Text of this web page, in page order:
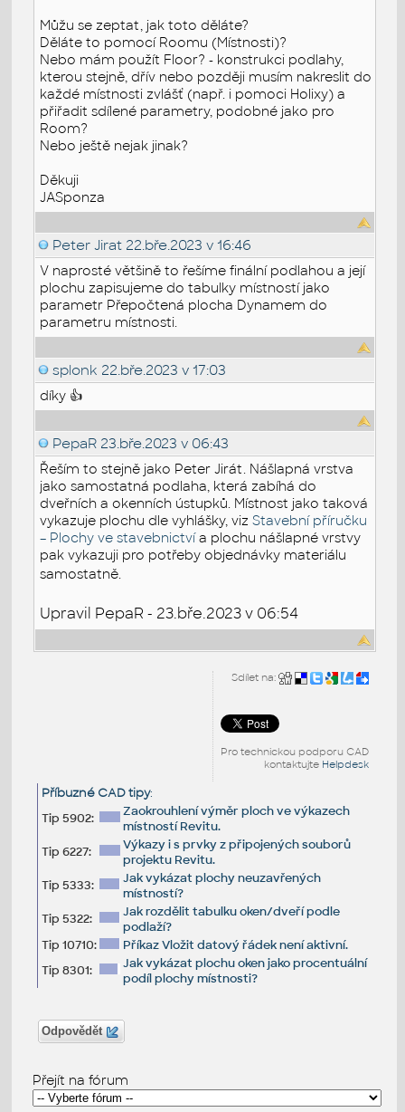
Můžu se zeptat, jak toto děláte?
Děláte to pomocí Roomu (Místnosti)?
Nebo mám použít Floor? - konstrukci podlahy,
kterou stejně, dřív nebo později musím nakreslit do
každé místnosti zvlášť (např. i pomoci Holixy) a
přiřadit sdílené parametry, podobné jako pro
Room?
Nebo ještě nejak jinak?
Děkuji
JASponza
Peter Jirat 22.bře.2023 v 16:46
V naprosté většině to řešíme finální podlahou a její
plochu zapisujeme do tabulky místností jako
parametr Přepočtená plocha Dynamem do
parametru místnosti.
splonk 22.bře.2023 v 17:03
díky 👍
PepaR 23.bře.2023 v 06:43
Řeším to stejně jako Peter Jirát. Nášlapná vrstva
jako samostatná podlaha, která zabíhá do
dveřních a okenních ústupků. Místnost jako taková
vykazuje plochu dle vyhlášky, vizStavební příručku
– Plochy ve stavebnictvía plochu nášlapné vrstvy
pak vykazuji pro potřeby objednávky materiálu
samostatně.
Upravil PepaR - 23.bře.2023 v 06:54
Sdílet na:
Pro technickou podporu CAD
kontaktujte Helpdesk
Příbuzné CAD tipy:
Tip 5902:
Zaokrouhlení výměr ploch ve výkazech
místností Revitu.
Tip 6227:
Výkazy i s prvky z připojených souborů
projektu Revitu.
Tip 5333:
Jak vykázat plochy neuzavřených
místností?
Tip 5322:
Jak rozdělit tabulku oken/dveří podle
podlaží?
Tip 10710:
Příkaz Vložit datový řádek není aktivní.
Tip 8301:
Jak vykázat plochu oken jako procentuální
podíl plochy místnosti?
Odpovědět
Přejít na fórum